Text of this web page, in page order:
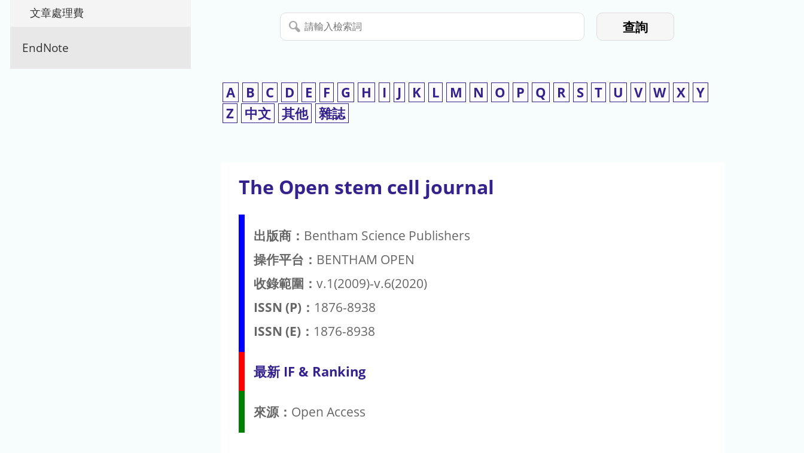
文章處理費
EndNote
使
用
請
輸
索
詞
查詢
A B C D E F G H I J K L M N O P Q R S T U V W X Y
Z
中文 其他 雜誌
The Open stem cell journal
出版商： Bentham Science Publishers
操作平台： BENTHAM OPEN
收錄範圍： v.1(2009)-v.6(2020)
ISSN (P)： 1876-8938
ISSN (E)： 1876-8938
最新 IF & Ranking
來源： Open Access